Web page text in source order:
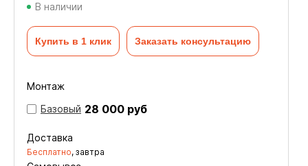
В наличии
Купить в 1 клик Заказать консультацию
Монтаж
Базовый 28 000 руб
Доставка
Бесплатно, завтра